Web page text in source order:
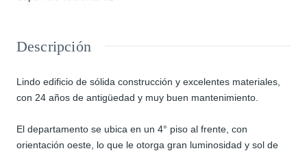
Descripción
Lindo edificio de sólida construcción y excelentes materiales,
con 24 años de antigüedad y muy buen mantenimiento.
El departamento se ubica en un 4° piso al frente, con
orientación oeste, lo que le otorga gran luminosidad y sol de